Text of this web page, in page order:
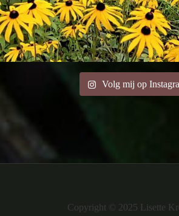
Volg mij op
Copyright © 2025 Lisette